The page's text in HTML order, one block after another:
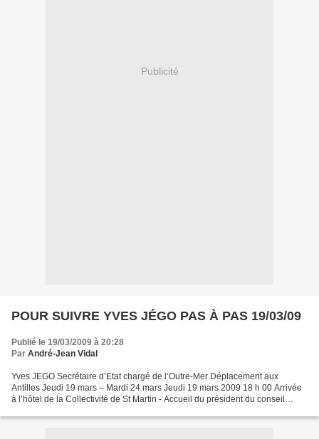
Publicité
POUR SUIVRE YVES JÉGO PAS À PAS 19/03/09
Publié le 19/03/2009 à 20:28
Par André-Jean Vidal
Yves JEGO Secrétaire d’Etat chargé de l’Outre-Mer Déplacement aux
Antilles Jeudi 19 mars – Mardi 24 mars Jeudi 19 mars 2009 18 h 00 Arrivée
à l’hôtel de la Collectivité de St Martin - Accueil du président du conseil